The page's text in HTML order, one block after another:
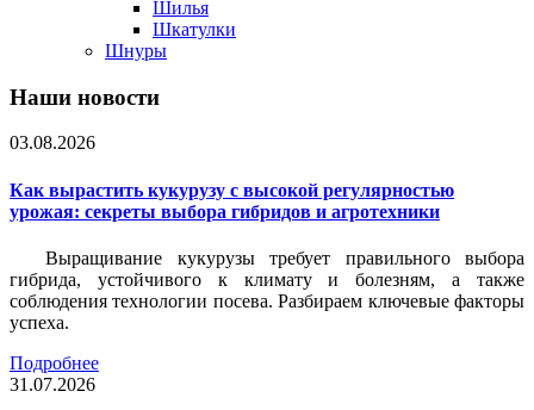
Шилья
Шкатулки
Шнуры
Наши новости
03.08.2026
Как вырастить кукурузу с высокой регулярностью
урожая: секреты выбора гибридов и агротехники
Выращивание кукурузы требует правильного выбора
гибрида, устойчивого к климату и болезням, а также
соблюдения технологии посева. Разбираем ключевые факторы
успеха.
Подробнее
31.07.2026